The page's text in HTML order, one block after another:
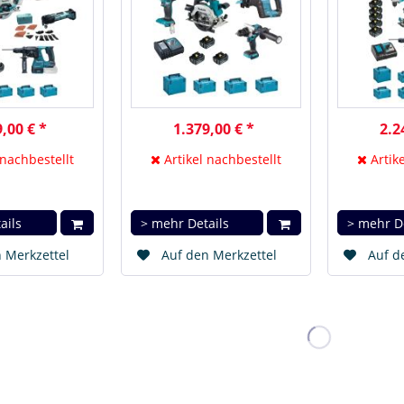
€ * 1.379,00 € *
Artikel nachbestellt
> mehr Details
Auf den Merkzettel
> mehr
Auf